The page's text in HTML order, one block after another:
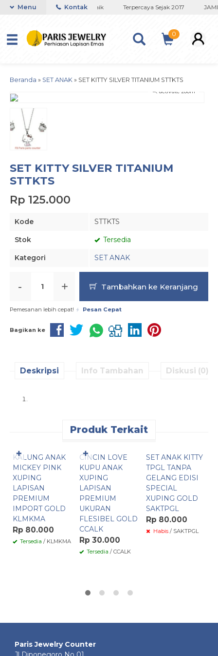
Titanium Lapisan Emas Terbaik Terpercaya Sejak 2017
Menu Kontak
0
Beranda » SET ANAK » SET KITTY SILVER TITANIUM STTKTS
activate zoom
SET KITTY SILVER TITANIUM
STTKTS
Rp 125.000
Kode STTKTS
Stok Tersedia
Kategori SET ANAK
- + Tambahkan ke Keranjang
Pemesanan lebih cepat! Pesan Cepat
Bagikan ke
Deskripsi Info Tambahan Diskusi (0)
Produk Terkait
KALUNG ANAK
MICKEY PINK
XUPING
LAPISAN
PREMIUM
IMPORT GOLD
KLMKMA
Rp 80.000
Tersedia / KLMKMA
✚
CINCIN LOVE
KUPU ANAK
XUPING
LAPISAN
PREMIUM
UKURAN
FLESIBEL GOLD
CCALK
Rp 30.000
Tersedia / CCALK
✚
SET ANAK KITTY
TPGL TANPA
GELANG EDISI
SPECIAL
XUPING GOLD
SAKTPGL
Rp 80.000
Habis / SAKTPGL
Paris Jewelry Counter